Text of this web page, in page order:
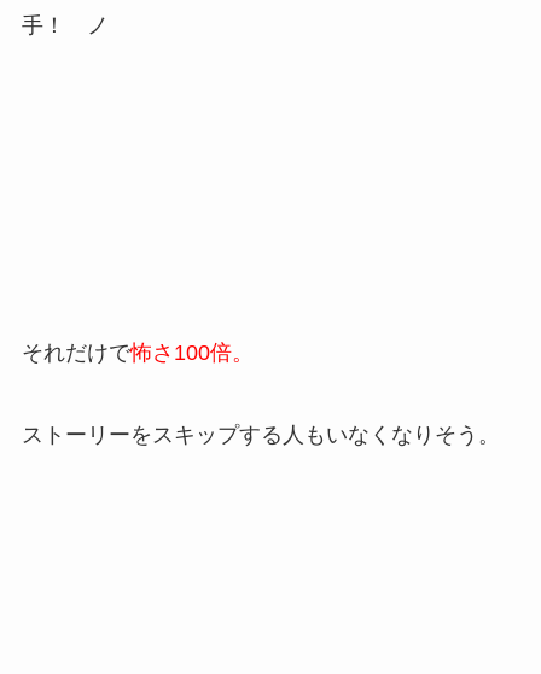
手！ ノ
それだけで怖さ100倍。
ストーリーをスキップする人もいなくなりそう。